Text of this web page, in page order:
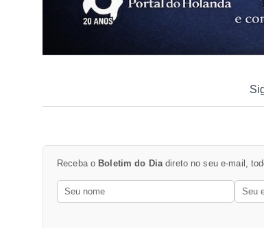
Receba o Boletim do Diadireto no seu e-mail,